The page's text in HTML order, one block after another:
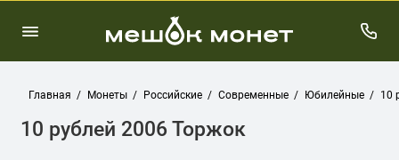
Главная Монеты Российские Современные Юбилейные 10
10 рублей 2006 Торжок